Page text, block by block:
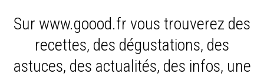
Sur www.goood.fr vous trouverez des
recettes, des dégustations, des
astuces, des actualités, des infos, une